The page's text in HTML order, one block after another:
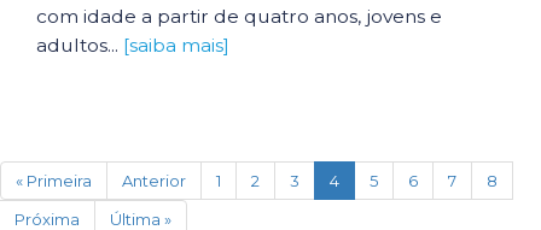
com idade a partir de quatro anos, jovens e
adultos... [saiba mais]
« Primeira Anterior 1 2 3 4(current)
5 6 7
8
Próxima
Última »